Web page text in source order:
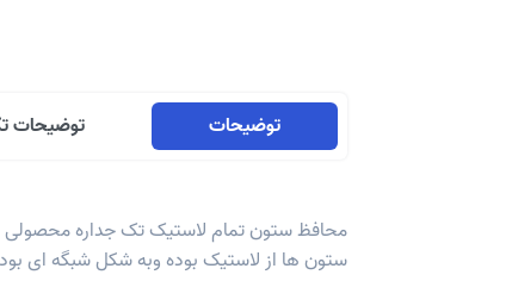
توضیحات توضیحات
محافظ ستون تمام لاستیک تک جداره محصولی
ستون ها از لاستیک بوده وبه شکل شبگه ای